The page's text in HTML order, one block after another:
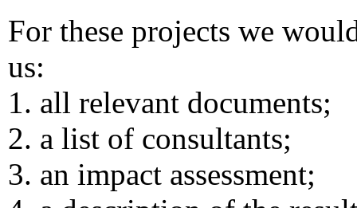
For these projects we
us:
1. all relevant documents;
2. a list of consultants;
3. an impact assessment;